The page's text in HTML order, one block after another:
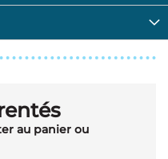
au panier ou